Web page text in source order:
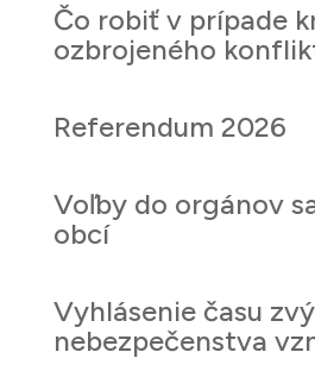
Čo robiť v prípade
ozbrojeného
Referendum 2026
Voľby do orgánov
obcí
Vyhlásenie času
nebezpečenstva